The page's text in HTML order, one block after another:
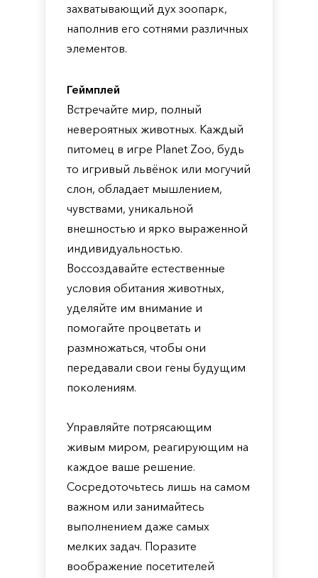
захватывающий дух зоопарк,
наполнив его сотнями различных
элементов.
Геймплей
Встречайте мир, полный
невероятных животных. Каждый
питомец в игре Planet Zoo, будь
то игривый львёнок или могучий
слон, обладает мышлением,
чувствами, уникальной
внешностью и ярко выраженной
индивидуальностью.
Воссоздавайте естественные
условия обитания животных,
уделяйте им внимание и
помогайте процветать и
размножаться, чтобы они
передавали свои гены будущим
поколениям.
Управляйте потрясающим
живым миром, реагирующим на
каждое ваше решение.
Сосредоточьтесь лишь на самом
важном или занимайтесь
выполнением даже самых
мелких задач. Поразите
воображение посетителей